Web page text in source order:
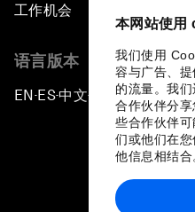
本网站使用
我们使用
容与广告、
的流量。我
合作伙伴分
些合作伙伴
们或他们在
他信息相结合
工作机会
语言版本
EN ▪ES▪中文▪ 日本語